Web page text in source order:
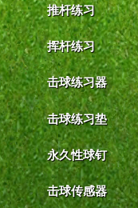
推杆练习
挥杆练习
击球练习器
击球练习垫
永久性球钉
击球传感器